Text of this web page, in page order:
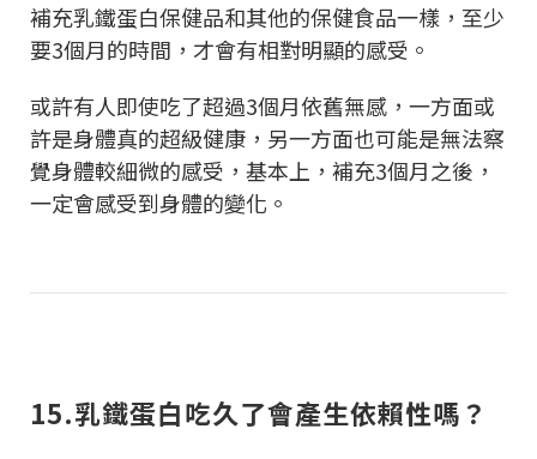
補充乳鐵蛋白保健品和其他的保健食品一樣，至少
要3個月的時間，才會有相對明顯的感受。
或許有人即使吃了超過3個月依舊無感，一方面或
許是身體真的超級健康，另一方面也可能是無法察
覺身體較細微的感受，基本上，補充3個月之後，
一定會感受到身體的變化。
15.乳鐵蛋白吃久了會產生依賴性嗎？